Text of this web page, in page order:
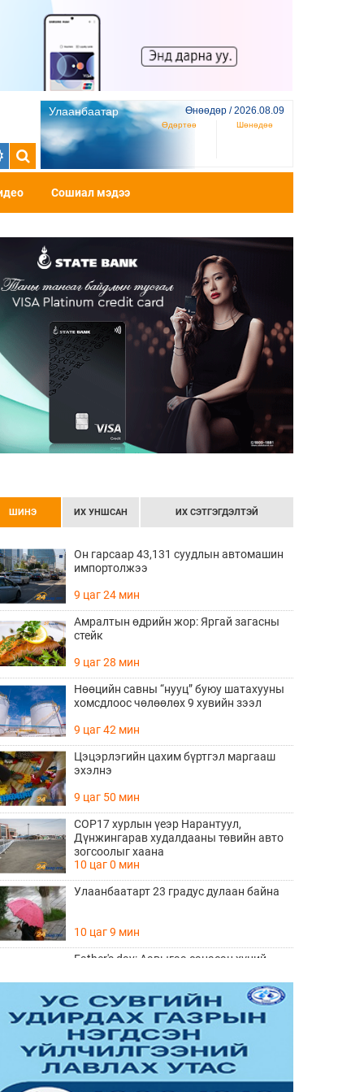
Улаанбаатар Өнөөдөр / 2026.08.09
Өдөртөө Шөнөдөө
Сошиал мэдээ
ШИНЭ ИХ УНШСАН ИХ СЭТГЭГДЭЛТЭЙ
Он гарсаар 43,131 суудлын автомашин
импортолжээ
9 цаг 24 мин
Амралтын өдрийн жор: Яргай загасны
стейк
9 цаг 28 мин
Нөөцийн савны “нууц” буюу шатахууны
хомсдлоос чөлөөлөх 9 хувийн зээл
9 цаг 42 мин
Цэцэрлэгийн цахим бүртгэл маргааш
эхэлнэ
9 цаг 50 мин
COP17 хурлын үеэр Нарантуул,
Дүнжингарав худалдааны төвийн авто
зогсоолыг хаана
10 цаг 0 мин
Улаанбаатарт 23 градус дулаан байна
10 цаг 9 мин
Father's day: Аавыгаа санасан хүний
Өчигдөр 11 цаг 15 мин
Өнөөдөр тоглолтоо хийх гэж байгаа THE
HU хамтлагийн алдартай 10 дуу
Өчигдөр 10 цаг 20 мин